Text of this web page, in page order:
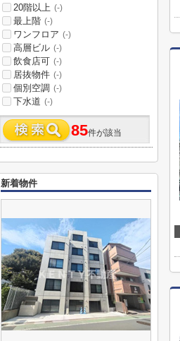
20階以上 (-)
最上階 (-)
ワンフロア (-)
高層ビル (-)
飲食店可 (-)
居抜物件 (-)
個別空調 (-)
下水道 (-)
85件が該当
新着物件